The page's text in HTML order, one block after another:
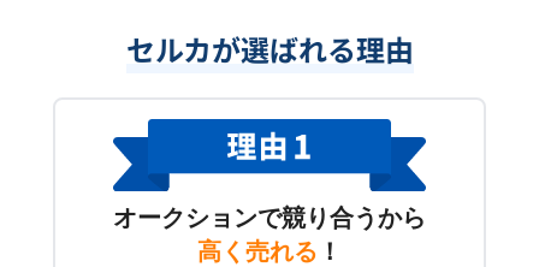
セルカが選ばれる理由
オークションで競り合うから
高く売れる ！